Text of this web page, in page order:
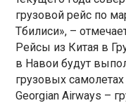
грузовой рейс по
Тбилиси», –
Рейсы из Китая в
в Навои будут
грузовых
Georgian Airways –